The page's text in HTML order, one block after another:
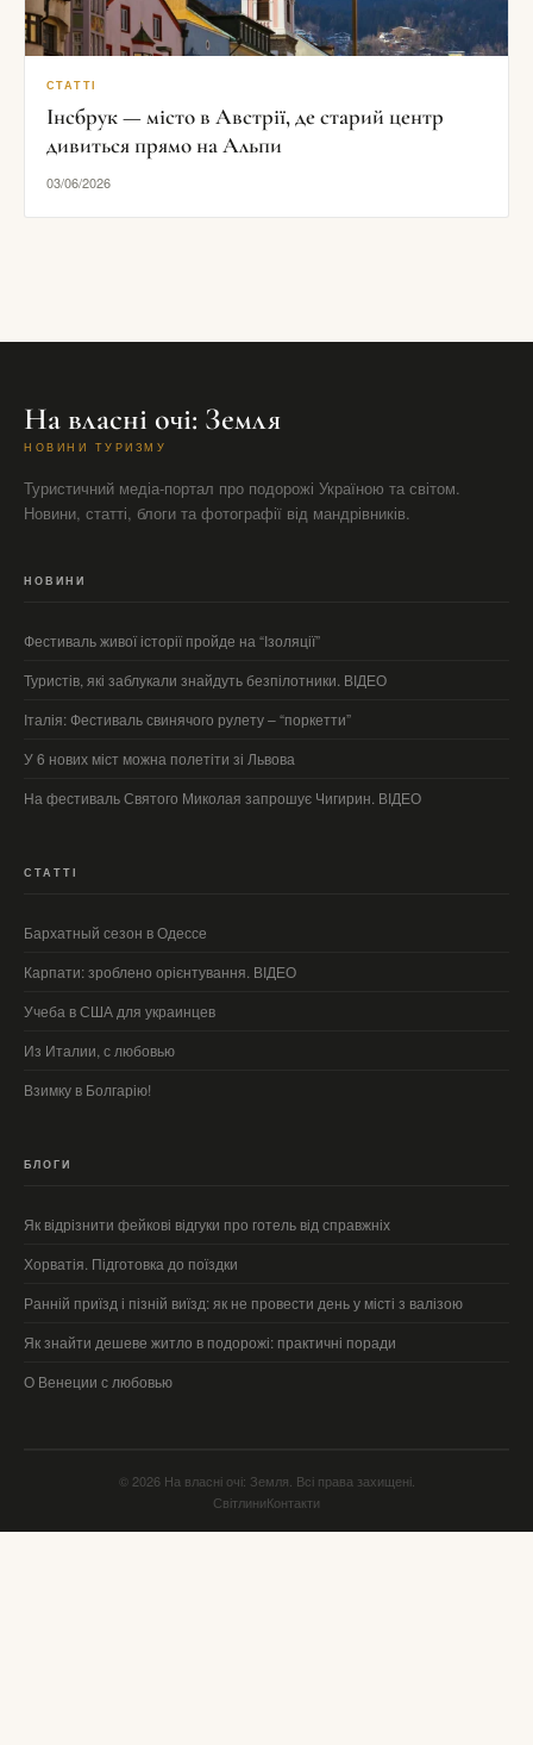
СТАТТІ
Інсбрук — місто в Австрії, де старий центр
дивиться прямо на Альпи
03/06/2026
На власні очі: Земля
НОВИНИ ТУРИЗМУ
Туристичний медіа-портал про подорожі Україною та світом.
Новини, статті, блоги та фотографії від мандрівників.
НОВИНИ
Фестиваль живої історії пройде на “Ізоляції”
Туристів, які заблукали знайдуть безпілотники. ВІДЕО
Італія: Фестиваль свинячого рулету – “поркетти”
У 6 нових міст можна полетіти зі Львова
На фестиваль Святого Миколая запрошує Чигирин. ВІДЕО
СТАТТІ
Бархатный сезон в Одессе
Карпати: зроблено орієнтування. ВІДЕО
Учеба в США для украинцев
Из Италии, с любовью
Взимку в Болгарію!
БЛОГИ
Як відрізнити фейкові відгуки про готель від справжніх
Хорватія. Підготовка до поїздки
Ранній приїзд і пізній виїзд: як не провести день у місті з валізою
Як знайти дешеве житло в подорожі: практичні поради
О Венеции с любовью
© 2026 На власні очі: Земля. Всі права захищені.
СвітлиниКонтакти